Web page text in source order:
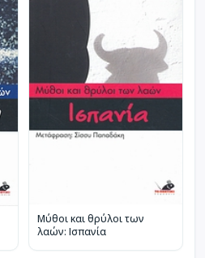
Μύθοι και θρύλοι των
λαών: Ισπανία